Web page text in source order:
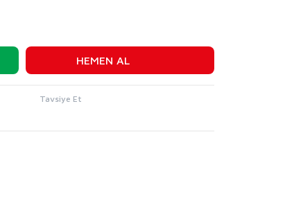
HEMEN AL
Tavsiye Et